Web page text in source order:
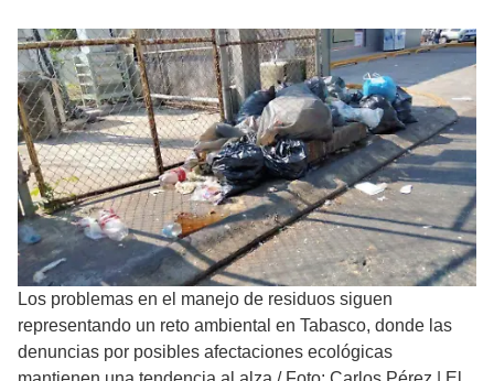
Los problemas en el manejo de residuos siguen
representando un reto ambiental en Tabasco, donde las
denuncias por posibles afectaciones ecológicas